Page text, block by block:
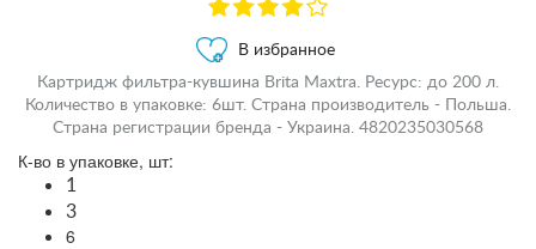
В избранное
Картридж фильтра-кувшина Brita Maxtra. Ресурс: до 200 л.
Количество в упаковке: 6шт. Страна производитель - Польша.
Страна регистрации бренда - Украина. 4820235030568
К-во в упаковке, шт:
1
3
6